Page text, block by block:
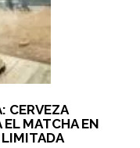
CERVEZA
MATCHA EN
LIMITADA